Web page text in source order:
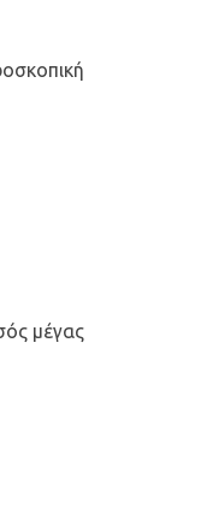
μέγας